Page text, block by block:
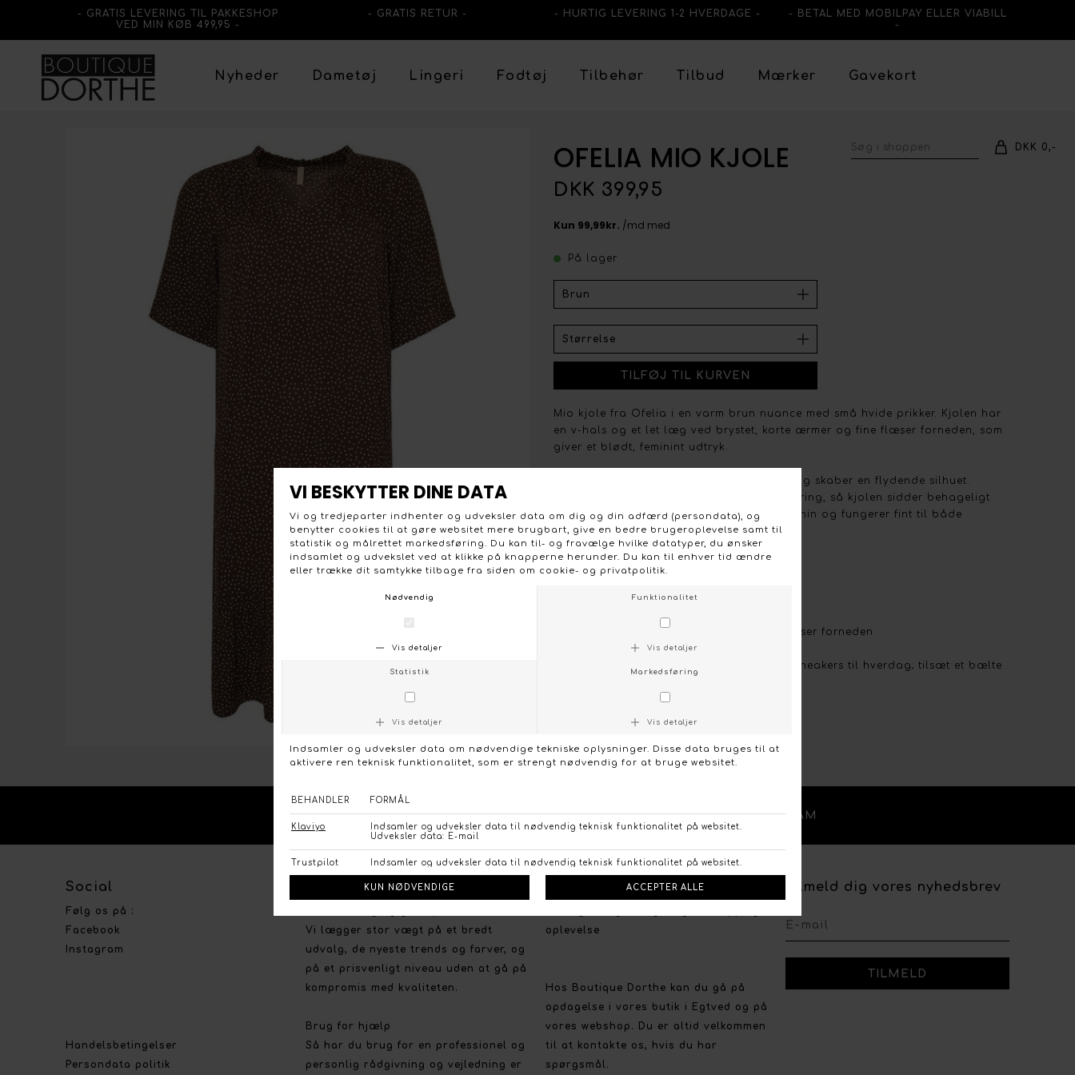
- GRATIS LEVERING TIL PAKKESHOP
VED MIN KØB 499,95 -
- GRATIS RETUR - - HURTIG LEVERING 1-2 HVERDAGE -
- BETAL MED MOBILPAY ELLER VIABILL
-
Nyheder Dametøj Lingeri Fodtøj Tilbehør Tilbud Mærker Gavekort
DKK 0,-
OFELIA MIO KJOLE
DKK 399,95
På lager
Mio kjole fra Ofelia i en varm brun nuance med små hvide prikker. Kjolen har
en v-hals og et let læg ved brystet, korte ærmer og fine flæser forneden, som
giver et blødt, feminint udtryk.
Materialet er 100 % viskose, der falder let og skaber en flydende silhuet.
Pasformen er let A-formet med diskret taljering, så kjolen sidder behageligt
uden at føles stram. Stilen er rolig og feminin og fungerer fint til både
hverdag og mere velklædte lejligheder.
- Model: OFELIA-MIO Kjole (022228)
- Farve: Brun med små hvide prikker
- Vaskeanvisning: Vask 30°C
- Detaljer: V-hals, let læg, korte ærmer, flæser forneden
- Pasform: Let A-formet, normal i størrelsen
- Stylingtip: Brug med sandaler eller fine sneakers til hverdag; tilsæt et bælte
KONTAKT OS FØLG OS PÅ:FACEBOOK/INSTAGRAM
Social
Følg os på :
Facebook
Instagram
Handelsbetingelser
Persondata politik
Om Boutique Dorthe
Vi lægger stor vægt på et bredt
udvalg, de nyeste trends og farver, og
på et prisvenligt niveau uden at gå på
kompromis med kvaliteten.
Brug for hjælp
Så har du brug for en professionel og
personlig rådgivning og vejledning er
Kundeservice
oplevelse
Hos Boutique Dorthe kan du gå på
opdagelse i vores butik i Egtved og på
vores webshop. Du er altid velkommen
til at kontakte os, hvis du har
spørgsmål.
Tilmeld dig vores nyhedsbrev